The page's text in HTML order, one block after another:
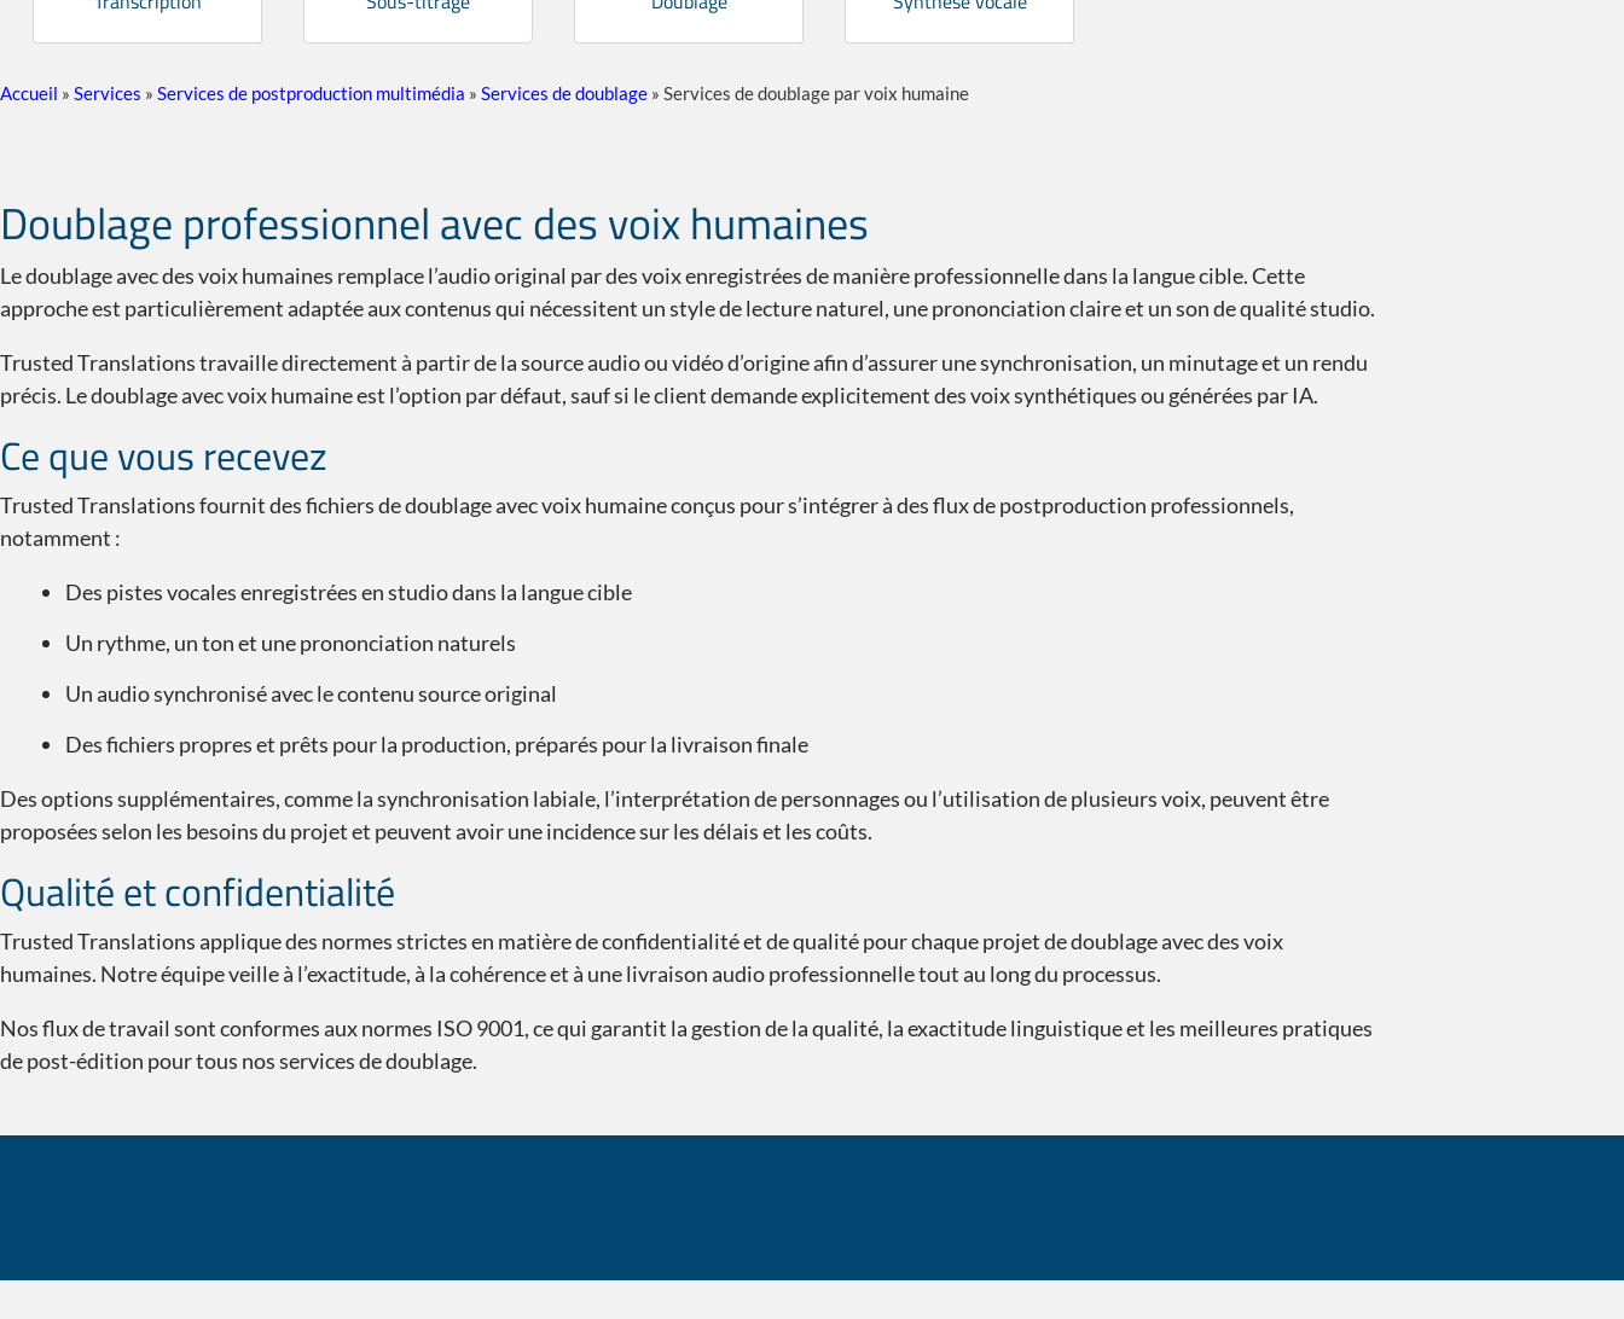
Accueil » Services » Services de postproduction multimédia » Services de doublage » Services de doublage par voix humaine
Doublage professionnel avec des voix humaines
Le doublage avec des voix humaines remplace l’audio original par des voix enregistrées de manière professionnelle dans la langue cible. Cette
approche est particulièrement adaptée aux contenus qui nécessitent un style de lecture naturel, une prononciation claire et un son de qualité studio.
Trusted Translations travaille directement à partir de la source audio ou vidéo d’origine afin d’assurer une synchronisation, un minutage et un rendu
précis. Le doublage avec voix humaine est l’option par défaut, sauf si le client demande explicitement des voix synthétiques ou générées par IA.
Ce que vous recevez
Trusted Translations fournit des fichiers de doublage avec voix humaine conçus pour s’intégrer à des flux de postproduction professionnels,
notamment :
Des pistes vocales enregistrées en studio dans la langue cible
Un rythme, un ton et une prononciation naturels
Un audio synchronisé avec le contenu source original
Des fichiers propres et prêts pour la production, préparés pour la livraison finale
Des options supplémentaires, comme la synchronisation labiale, l’interprétation de personnages ou l’utilisation de plusieurs voix, peuvent être
proposées selon les besoins du projet et peuvent avoir une incidence sur les délais et les coûts.
Qualité et confidentialité
Trusted Translations applique des normes strictes en matière de confidentialité et de qualité pour chaque projet de doublage avec des voix
humaines. Notre équipe veille à l’exactitude, à la cohérence et à une livraison audio professionnelle tout au long du processus.
Nos flux de travail sont conformes aux normes ISO 9001, ce qui garantit la gestion de la qualité, la exactitude linguistique et les meilleures pratiques
de post-édition pour tous nos services de doublage.